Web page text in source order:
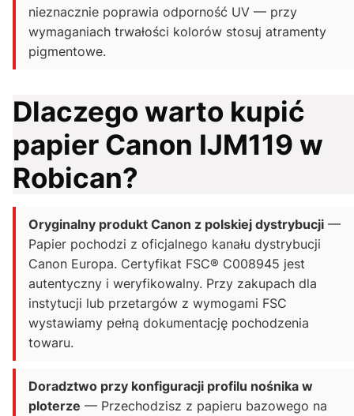
nieznacznie poprawia odporność UV — przy
wymaganiach trwałości kolorów stosuj atramenty
pigmentowe.
Dlaczego warto kupić
papier Canon IJM119 w
Robican?
Oryginalny produkt Canon z polskiej dystrybucji —
Papier pochodzi z oficjalnego kanału dystrybucji
Canon Europa. Certyfikat FSC® C008945 jest
autentyczny i weryfikowalny. Przy zakupach dla
instytucji lub przetargów z wymogami FSC
wystawiamy pełną dokumentację pochodzenia
towaru.
Doradztwo przy konfiguracji profilu nośnika w
ploterze — Przechodzisz z papieru bazowego na